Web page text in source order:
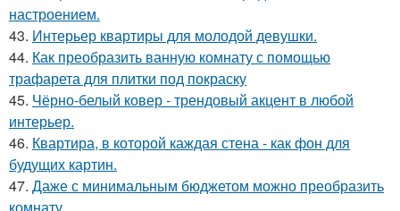
настроением.
43. Интерьер квартиры для молодой девушки.
44. Как преобразить ванную комнату с помощью
трафарета для плитки под покраску
45. Чёрно-белый ковер - трендовый акцент в любой
интерьер.
46. Квартира, в которой каждая стена - как фон для
будущих картин.
47. Даже с минимальным бюджетом можно преобразить
комнату.